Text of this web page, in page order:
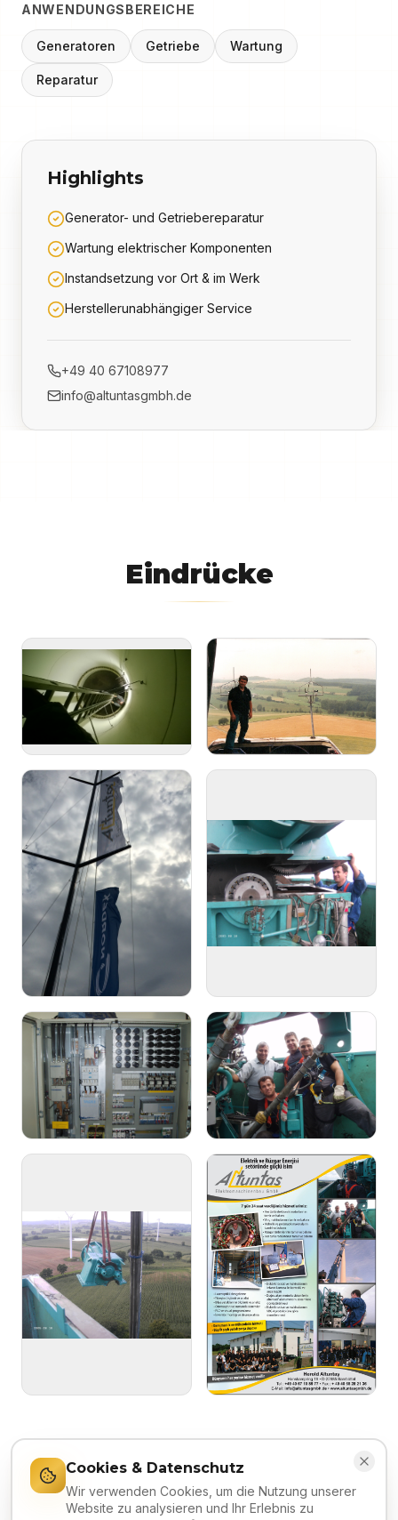
ANWENDUNGSBEREICHE
Generatoren Getriebe Wartung
Reparatur
Highlights
Generator- und Getriebereparatur
Wartung elektrischer Komponenten
Instandsetzung vor Ort & im Werk
Herstellerunabhängiger Service
+49 40 67108977
info@altuntasgmbh.de
Eindrücke
Cookies & Datenschutz
Wir verwenden Cookies, um die Nutzung unserer
Website zu analysieren und Ihr Erlebnis zu